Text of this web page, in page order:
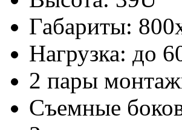
Габариты:
Нагрузка: до
2 пары
Съемные